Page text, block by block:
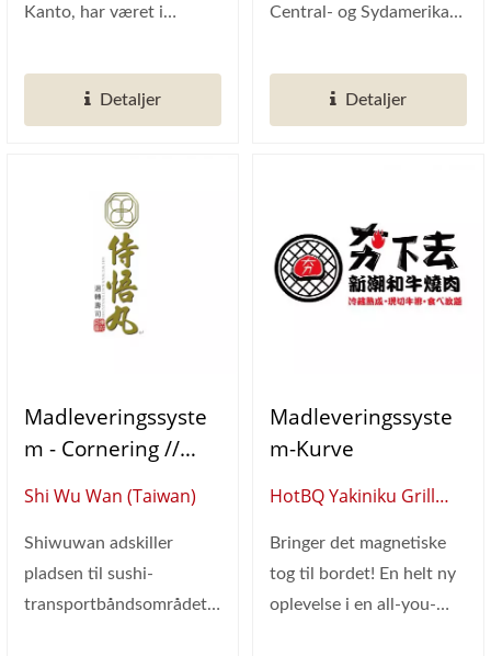
Transportbånd
M)
Kanto, har været i
år,...
Detaljer
Central- og Sydamerika!
autonom stat...
Detaljer
Madleveringssyste
M - Cornering //
Selvbestillingskiosk
Bestillingssystem) /
Sushi
Transportbånd
Shi Wu Wan (Taiwan)
Shiwuwan adskiller
pladsen til sushi-
transportbåndsområdet
Madleveringssyste
M-Kurve
HotBQ Yakiniku Grill
Bringer det magnetiske
tog til bordet! En helt ny
oplevelse i en all-you-